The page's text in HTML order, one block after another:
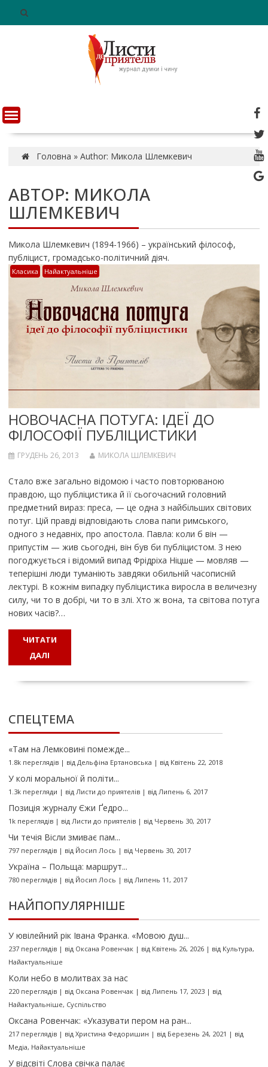
n
t
Головна » Author: Микола Шлемкевич
АВТОР: МИКОЛА
ШЛЕМКЕВИЧ
Микола Шлемкевич (1894-1966) – український філософ,
публіцист, громадсько-політичний діяч.
Класика Найактуальніше
НОВОЧАСНА ПОТУГА: ІДЕЇ ДО
ФІЛОСОФІЇ ПУБЛІЦИСТИКИ
ГРУДЕНЬ 26, 2013 МИКОЛА ШЛЕМКЕВИЧ
Стало вже загально відомою і часто повто­рюваною
правдою, що публіцистика й її сього­часний головний
предметний вираз: преса, — це одна з найбільших світових
потуг. Цій прав­ді відповідають слова папи римського,
одного з недавніх, про апостола. Павла: коли б він —
припустім — жив сьогодні, він був би пуб­ліцистом. З нею
погоджується і відомий випад Фрідріха Ніцше — мовляв —
теперішні люди туманіють завдяки обильній часописній
лекту­рі. В кожнім випадку публіцистика виросла в величезну
силу, чи то в добрі, чи то в злі. Хто ж вона, та світова потуга
нових часів?…
ЧИТАТИ
ДАЛІ
СПЕЦТЕМА
«Там на Лемковині помежде...
1.8k переглядів| від Дельфіна Ертановська | від Квітень 22, 2018
У колі моральної й політи...
1.3k перегляди | від Листи до приятелів| від Липень 6, 2017
Позиція журналу Єжи Ґедро...
1k переглядів| від Листи до приятелів| від Червень 30, 2017
Чи течія Вісли змиває пам...
797 переглядів| від Йосип Лось | від Червень 30, 2017
Україна – Польща: маршрут...
780 переглядів| від Йосип Лось | від Липень 11, 2017
НАЙПОПУЛЯРНІШЕ
У ювілейний рік Івана Франка. «Мовою душ...
237 переглядів| від Оксана Ровенчак| від Квітень 26, 2026| від Культура,
Найактуальніше
Коли небо в молитвах за нас
220 переглядів| від Оксана Ровенчак| від Липень 17, 2023| від
Найактуальніше, Суспільство
Оксана Ровенчак: «Указувати пером на ран...
217 переглядів| від Христина Федоришин | від Березень 24, 2021 | від
Медіа, Найактуальніше
У відсвіті Слова свічка палає